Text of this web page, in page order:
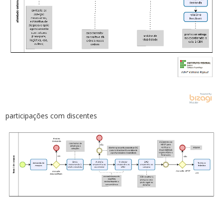
participações com discentes